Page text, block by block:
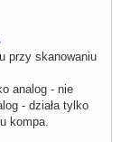
przy skanowaniu
analog - nie
- działa tylko
kompa.